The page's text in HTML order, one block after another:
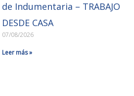
de Indumentaria – TRABAJO
DESDE CASA
07/08/2026
Leer más »